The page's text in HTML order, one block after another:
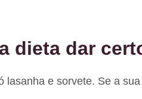
dieta dar
e sorvete. Se a